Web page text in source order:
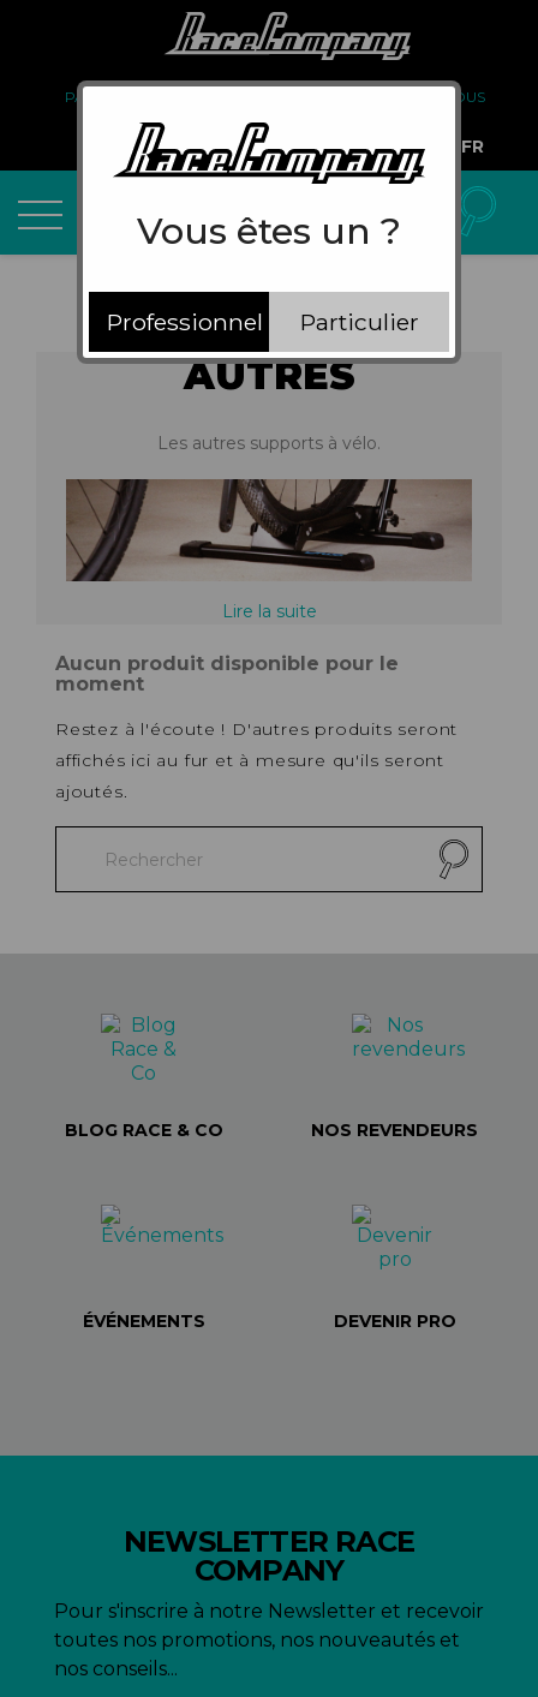
PARTENARIAT
À PROPOS DE NOUS
COMPTE PRO
FR
AUTRES
Les autres supports à vélo.
Lire la suite
Aucun produit disponible pour le
moment
Restez à l'écoute ! D'autres produits seront
affichés ici au fur et à mesure qu'ils seront
ajoutés.
BLOG RACE & CO NOS REVENDEURS
ÉVÉNEMENTS DEVENIR PRO
NEWSLETTER RACE
COMPANY
Pour s'inscrire à notre Newsletter et recevoir
toutes nos promotions, nos nouveautés et
nos conseils...
Vous êtes un ?
Professionnel Particulier